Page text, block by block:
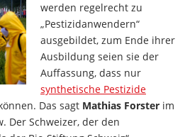
werden regelrecht zu
„Pestizidanwendern“
ausgebildet, zum Ende ihrer
Ausbildung seien sie der
Auffassung, dass nur
synthetische Pestizide
Das sagt Mathias Forster im
Der Schweizer, der den